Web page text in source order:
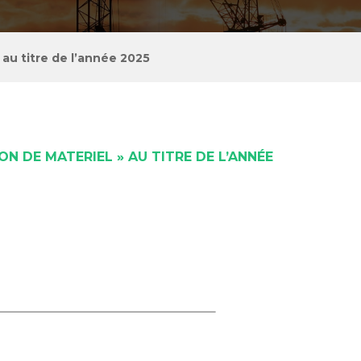
au titre de l’année 2025
DE MATERIEL » AU TITRE DE L’ANNÉE